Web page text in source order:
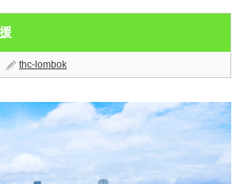
援
thc-lombok